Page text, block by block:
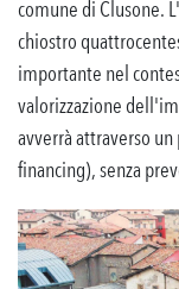
comune di Clusone.
chiostro
importante nel
valorizzazione
avverrà attraverso
financing), senza